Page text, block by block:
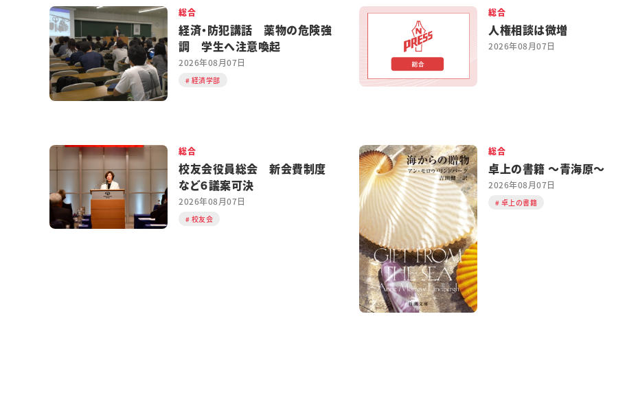
総合
経済・防犯講話 薬物の危険強
調 学生へ注意喚起
2026年08月07日
経済学部
総合
人権相談は微増
2026年08月07日
総合
校友会役員総会 新会費制度
など６議案可決
2026年08月07日
校友会
総合
卓上の書籍 ～青海原～
2026年08月07日
卓上の書籍